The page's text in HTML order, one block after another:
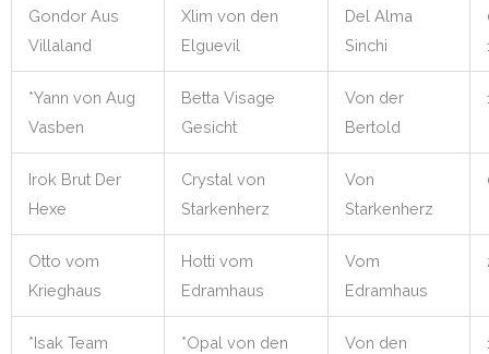
Gondor Aus
Villaland
Xlim von den
Elguevil
Del Alma
Sinchi
*Yann von Aug
Vasben
Betta Visage
Gesicht
Von der
Bertold
Irok Brut Der
Hexe
Crystal von
Starkenherz
Von
Starkenherz
Otto vom
Krieghaus
Hotti vom
Edramhaus
Vom
Edramhaus
*Isak Team
*Opal von den
Von den